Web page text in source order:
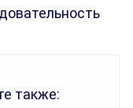
также: